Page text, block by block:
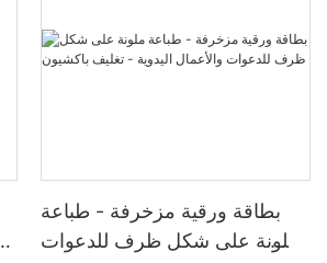
بطاقة ورقية مزخرفة - طباعة
ملونة على شكل ظرف للدعوات